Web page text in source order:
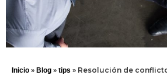
Inicio » Blog » tips » Resolución de